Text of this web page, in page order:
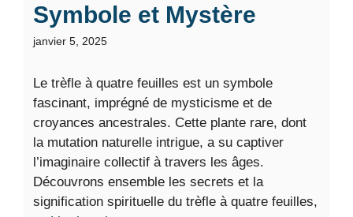
Symbole et Mystère
janvier 5, 2025
Le trèfle à quatre feuilles est un symbole
fascinant, imprégné de mysticisme et de
croyances ancestrales. Cette plante rare, dont
la mutation naturelle intrigue, a su captiver
l’imaginaire collectif à travers les âges.
Découvrons ensemble les secrets et la
signification spirituelle du trèfle à quatre feuilles,